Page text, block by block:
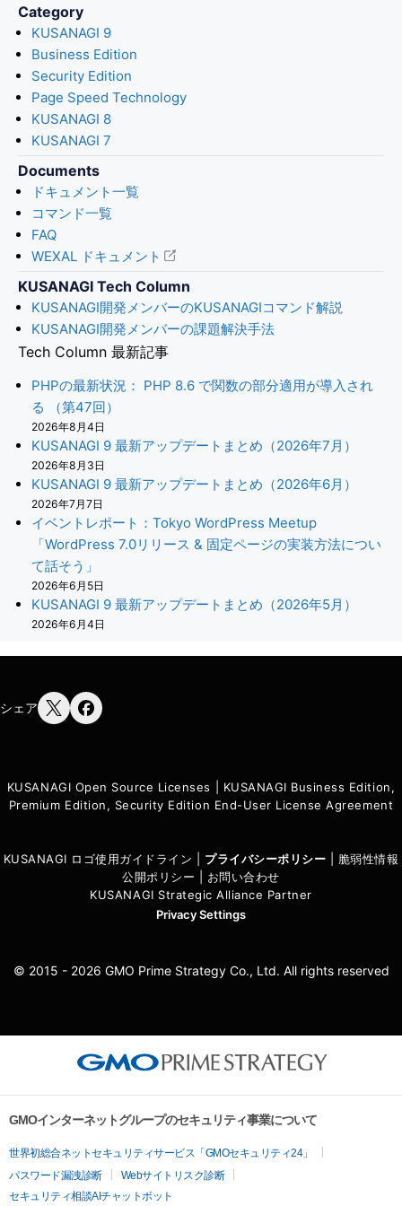
Category
KUSANAGI 9
Business Edition
Security Edition
Page Speed Technology
KUSANAGI 8
KUSANAGI 7
Documents
ドキュメント一覧
コマンド一覧
FAQ
WEXAL ドキュメント
KUSANAGI Tech Column
KUSANAGI開発メンバーのKUSANAGIコマンド解説
KUSANAGI開発メンバーの課題解決手法
Tech Column 最新記事
PHPの最新状況： PHP 8.6 で関数の部分適用が導入され
る （第47回）
2026年8月4日
KUSANAGI 9 最新アップデートまとめ（2026年7月）
2026年8月3日
KUSANAGI 9 最新アップデートまとめ（2026年6月）
2026年7月7日
イベントレポート：Tokyo WordPress Meetup
「WordPress 7.0リリース & 固定ページの実装方法につい
て話そう」
2026年6月5日
KUSANAGI 9 最新アップデートまとめ（2026年5月）
2026年6月4日
シェア
KUSANAGI Open Source Licenses
KUSANAGI Business Edition,
Premium Edition, Security Edition End-User License Agreement
KUSANAGI ロゴ使用ガイドライン プライバシーポリシー
脆弱性情報
公開ポリシー
お問い合わせ
KUSANAGI Strategic Alliance Partner
Privacy Settings
© 2015 - 2026 GMO Prime Strategy Co., Ltd. All rights reserved
GMOインターネットグループのセキュリティ事業について
世界初総合ネットセキュリティサービス「GMOセキュリティ24」
パスワード漏洩診断
Webサイトリスク診断
セキュリティ相談AIチャットボット